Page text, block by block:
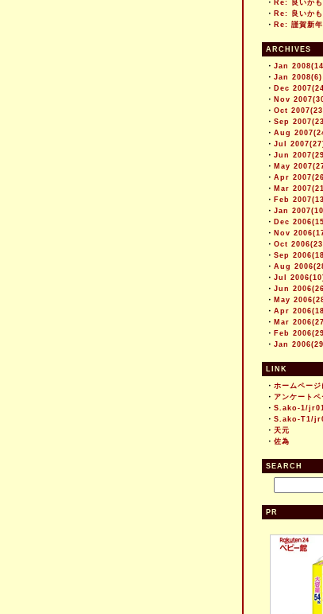
・ Re: 良いか
・ Re: 良いか
・ Re: 謹賀新年
ARCHIVES
・ Jan
・ Jan 2008(6)
・ Dec
・ Nov
・ Oct
・ Sep
・ Aug
・ Jul
・ Jun
・ May
・ Apr
・ Mar
・ Feb
・ Jan
・ Dec
・ Nov
・ Oct
・ Sep
・ Aug
・ Jul
・ Jun
・ May
・ Apr
・ Mar
・ Feb
・ Jan
LINK
・ ホームページ
・ アンケートペ
・ S.ako-1/
・ S.ako-T1/
・ 天元
・ 佐為
SEARCH
PR